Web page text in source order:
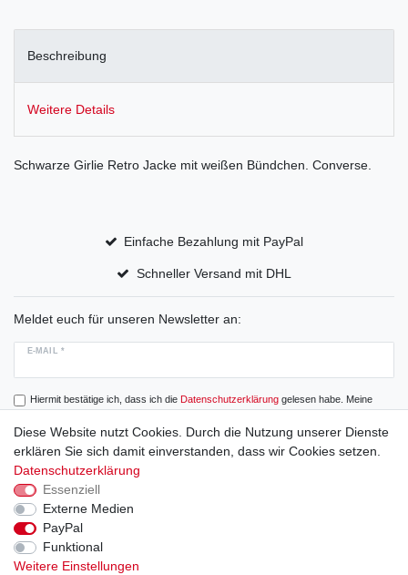
Beschreibung
Weitere Details
Schwarze Girlie Retro Jacke mit weißen Bündchen. Converse.
Einfache Bezahlung mit PayPal
Schneller Versand mit DHL
Meldet euch für unseren Newsletter an:
E-MAIL *
Hiermit bestätige ich, dass ich die Daten­schutz­erklärunggelesen habe. Meine
Einwilligung kann ich jederzeit widerrufen.
Abonnieren
Widerrufs­recht
Diese Website nutzt Cookies. Durch die Nutzung unserer Dienste
erklären Sie sich damit einverstanden, dass wir Cookies setzen.
Datenschutzerklärung
Essenziell
Externe Medien
PayPal
Funktional
Weitere Einstellungen